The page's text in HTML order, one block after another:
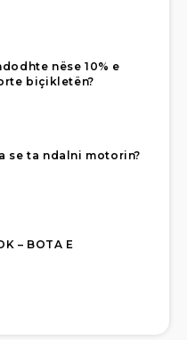
nëse 10% e
biçikletën?
se ta ndalni motorin?
– BOTA E